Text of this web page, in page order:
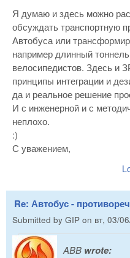
Я думаю и здесь можно
обсуждать транспортную
Автобуса или
например длинный
велосипедистов. Здесь и
принципы интеграции и
да и реальное решение
И с инженерной и с
неплохо.
:)
С уважением,
Re: Автобус -
Submitted by GIP on вт, 03/
ABB wrote: